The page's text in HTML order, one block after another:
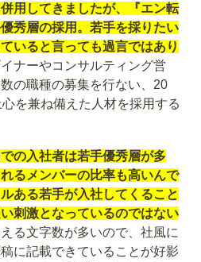
用してきましたが、『エン転
秀層の採用。若手を採りたい
いると言っても過言ではあり
ナーやコンサルティング営
の職種の募集を行ない、20
を兼ね備えた人材を採用する
での入社者は若手優秀層が多
るメンバーの比率も高いんで
ある若手が入社してくること
刺激となっているのではない
る文字数が多いので、社風に
に記載できていることが好影